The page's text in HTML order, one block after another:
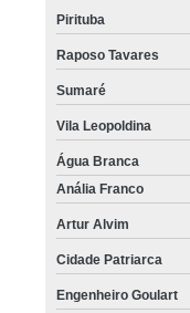
Pirituba
Raposo Tavares
Sumaré
Vila Leopoldina
Água Branca
Anália Franco
Artur Alvim
Cidade Patriarca
Engenheiro Goulart